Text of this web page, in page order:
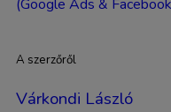
(Google Ads &
A szerzőről
Várkondi László